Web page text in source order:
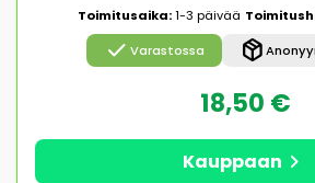
Toimitusaika:1-3 päivää
check Varastossa package_2
18,50 €
Kauppaan chevron_right